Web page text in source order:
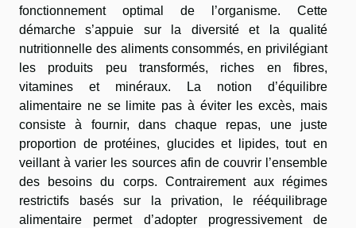
fonctionnement optimal de l’organisme. Cette
démarche s’appuie sur la diversité et la qualité
nutritionnelle des aliments consommés, en privilégiant
les produits peu transformés, riches en fibres,
vitamines et minéraux. La notion d’équilibre
alimentaire ne se limite pas à éviter les excès, mais
consiste à fournir, dans chaque repas, une juste
proportion de protéines, glucides et lipides, tout en
veillant à varier les sources afin de couvrir l’ensemble
des besoins du corps. Contrairement aux régimes
restrictifs basés sur la privation, le rééquilibrage
alimentaire permet d’adopter progressivement de